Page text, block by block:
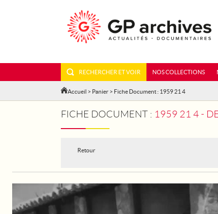
RECHERCHER ET VOIR NOS COLLECTIONS
Accueil > Panier > Fiche Document : 1959 21 4
FICHE DOCUMENT : 1959 21 4 -
Retour